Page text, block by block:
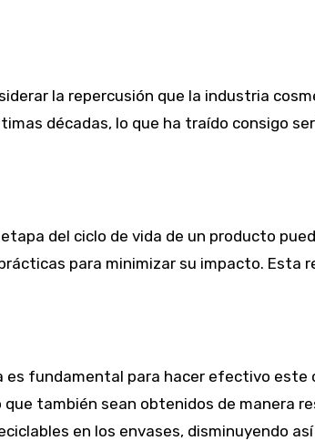
la repercusión que la industria
décadas, lo que ha traído consigo
del ciclo de vida de un producto
para minimizar su impacto. Esta
fundamental para hacer efectivo este
también sean obtenidos de manera
en los envases, disminuyendo